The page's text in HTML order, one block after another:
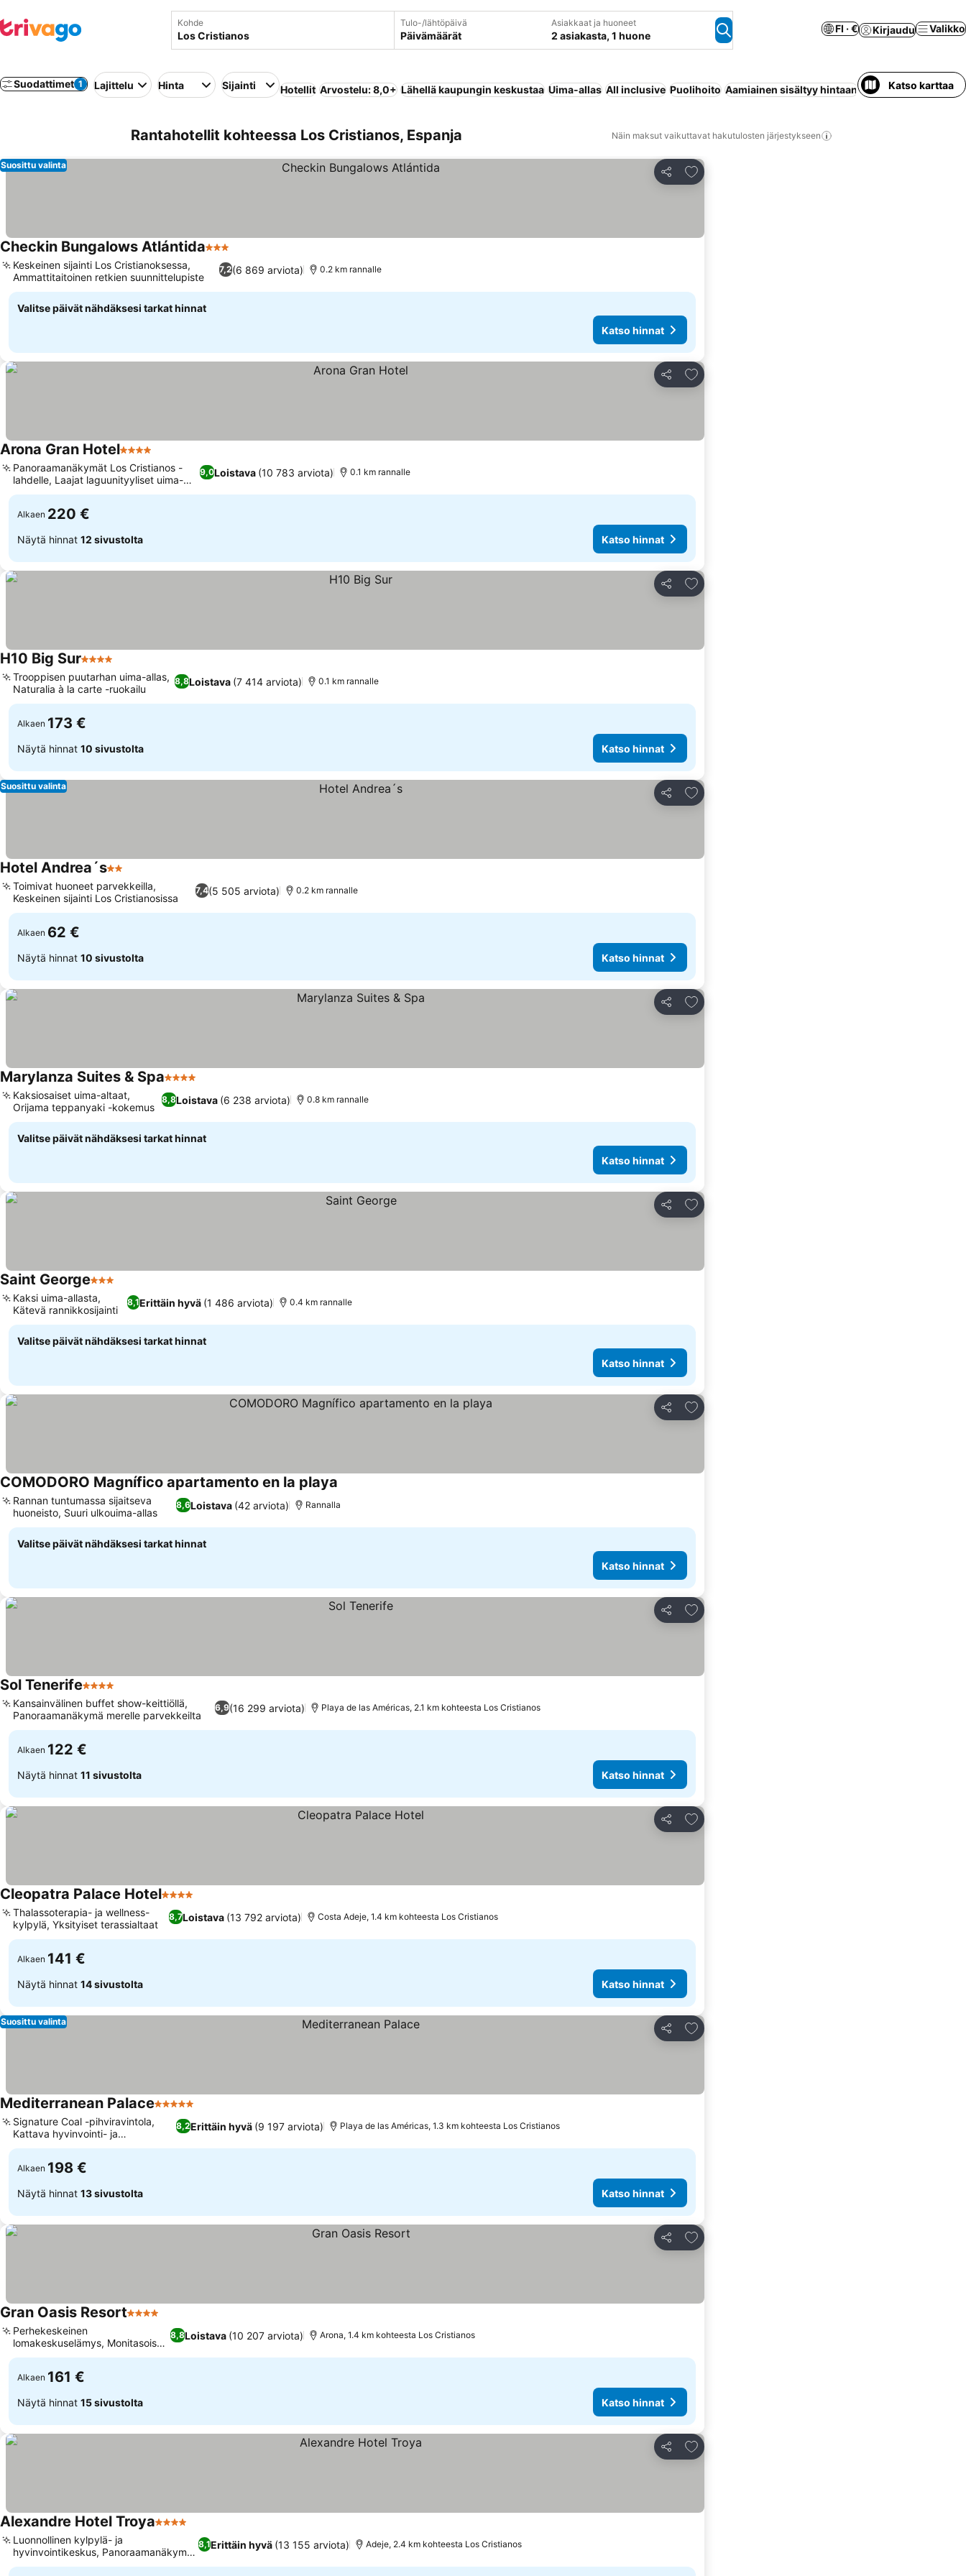
Kohde Tulo-/lähtöpäivä
Päivämäärät
Asiakkaat ja huoneet
2 asiakasta, 1 huone
FI · € Kirjaudu Valikko
Suodattimet 1 Lajittelu Hinta Sijainti Hotellit Arvostelu: 8,0+ Lähellä kaupungin keskustaa Uima-allas All inclusive Puolihoito Aamiainen sisältyy hintaan Koko talo/asunto
Katso karttaa
Rantahotellit kohteessa Los Cristianos, Espanja Näin maksut vaikuttavat hakutulosten järjestykseen
Jaa
Lisää suosikkeihin
Suosittu valinta
Checkin Bungalows Atlántida3 Tähtiluokitus
7,2(6 869 arviota)
Keskeinen sijainti Los Cristianoksessa,
Ammattitaitoinen retkien suunnittelupiste
0.2 km rannalle
Valitse päivät nähdäksesi tarkat hinnat
Katso hinnat
Jaa
Lisää suosikkeihin
Arona Gran Hotel4 Tähtiluokitus
9,0Loistava (10 783 arviota)
Panoraamanäkymät Los Cristianos -
lahdelle, Laajat laguunityyliset uima-
altaat
0.1 km rannalle
Alkaen 220 €
Näytä hinnat 12 sivustolta Katso hinnat
Jaa
Lisää suosikkeihin
H10 Big Sur4 Tähtiluokitus
8,8Loistava (7 414 arviota)
Trooppisen puutarhan uima-allas,
Naturalia à la carte -ruokailu
0.1 km rannalle
Alkaen 173 €
Näytä hinnat 10 sivustolta Katso hinnat
Jaa
Lisää suosikkeihin
Suosittu valinta
Hotel Andrea´s2 Tähtiluokitus
7,4(5 505 arviota)
Toimivat huoneet parvekkeilla,
Keskeinen sijainti Los Cristianosissa
0.2 km rannalle
Alkaen 62 €
Näytä hinnat 10 sivustolta Katso hinnat
Jaa
Lisää suosikkeihin
Marylanza Suites & Spa4 Tähtiluokitus
8,8Loistava (6 238 arviota)
Kaksiosaiset uima-altaat,
Orijama teppanyaki -kokemus
0.8 km rannalle
Valitse päivät nähdäksesi tarkat hinnat
Katso hinnat
Jaa
Lisää suosikkeihin
Saint George3 Tähtiluokitus
8,1Erittäin hyvä (1 486 arviota)
Kaksi uima-allasta,
Kätevä rannikkosijainti
0.4 km rannalle
Valitse päivät nähdäksesi tarkat hinnat
Katso hinnat
Jaa
Lisää suosikkeihin
COMODORO Magnífico apartamento en la playa
8,6Loistava (42 arviota)
Rannan tuntumassa sijaitseva
huoneisto, Suuri ulkouima-allas
Rannalla
Valitse päivät nähdäksesi tarkat hinnat
Katso hinnat
Jaa
Lisää suosikkeihin
Sol Tenerife4 Tähtiluokitus
6,9(16 299 arviota)
Kansainvälinen buffet show-keittiöllä,
Panoraamanäkymä merelle parvekkeilta
Playa de las Américas, 2.1 km kohteesta Los Cristianos
Alkaen 122 €
Näytä hinnat 11 sivustolta Katso hinnat
Jaa
Lisää suosikkeihin
Cleopatra Palace Hotel4 Tähtiluokitus
8,7Loistava (13 792 arviota)
Thalassoterapia- ja wellness-
kylpylä, Yksityiset terassialtaat
Costa Adeje, 1.4 km kohteesta Los Cristianos
Alkaen 141 €
Näytä hinnat 14 sivustolta Katso hinnat
Jaa
Lisää suosikkeihin
Suosittu valinta
Mediterranean Palace5 Tähtiluokitus
8,2Erittäin hyvä (9 197 arviota)
Signature Coal -pihviravintola,
Kattava hyvinvointi- ja
kuntokeskus
Playa de las Américas, 1.3 km kohteesta Los Cristianos
Alkaen 198 €
Näytä hinnat 13 sivustolta Katso hinnat
Jaa
Lisää suosikkeihin
Gran Oasis Resort4 Tähtiluokitus
8,8Loistava (10 207 arviota)
Perhekeskeinen
lomakeskuselämys, Monitasoiset
uima-altaat
Arona, 1.4 km kohteesta Los Cristianos
Alkaen 161 €
Näytä hinnat 15 sivustolta Katso hinnat
Jaa
Lisää suosikkeihin
Alexandre Hotel Troya4 Tähtiluokitus
8,1Erittäin hyvä (13 155 arviota)
Luonnollinen kylpylä- ja
hyvinvointikeskus, Panoraamanäkymät
merelle huoneista
Adeje, 2.4 km kohteesta Los Cristianos